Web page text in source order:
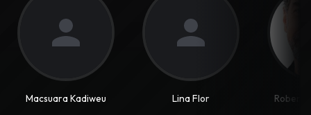
Macsuara Kadiweu Lina Flor